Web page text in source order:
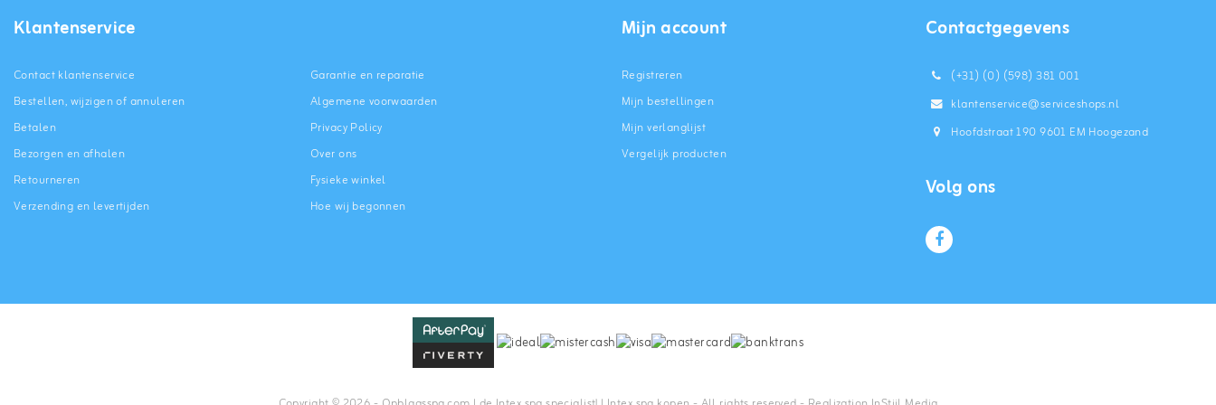
Klantenservice
Contact klantenservice
Bestellen, wijzigen of annuleren
Betalen
Bezorgen en afhalen
Retourneren
Verzending en levertijden
Garantie en reparatie
Algemene voorwaarden
Privacy Policy
Over ons
Fysieke winkel
Hoe wij begonnen
Mijn account
Registreren
Mijn bestellingen
Mijn verlanglijst
Vergelijk producten
Contactgegevens
(+31) (0) (598) 381 001
klantenservice@serviceshops.nl
Hoofdstraat 190 9601 EM Hoogezand
Volg ons